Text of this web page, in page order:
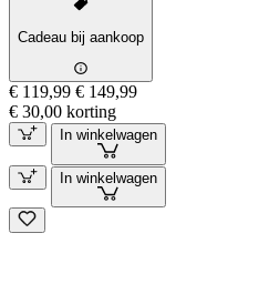
Cadeau bij aankoop
€ 119,99 € 149,99
€ 30,00 korting
In winkelwagen
In winkelwagen